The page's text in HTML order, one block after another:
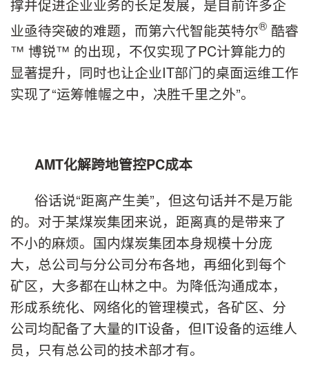
撑并促进企业业务的长足发展，是目前许多企
业亟待突破的难题，而第六代智能英特尔® 酷睿
™ 博锐™ 的出现，不仅实现了PC计算能力的
显著提升，同时也让企业IT部门的桌面运维工作
实现了“运筹帷幄之中，决胜千里之外”。
AMT化解跨地管控PC成本
俗话说“距离产生美”，但这句话并不是万能
的。对于某煤炭集团来说，距离真的是带来了
不小的麻烦。国内煤炭集团本身规模十分庞
大，总公司与分公司分布各地，再细化到每个
矿区，大多都在山林之中。为降低沟通成本，
形成系统化、网络化的管理模式，各矿区、分
公司均配备了大量的IT设备，但IT设备的运维人
员，只有总公司的技术部才有。